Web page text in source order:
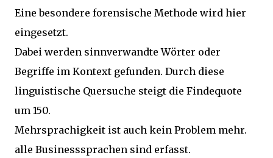
Eine besondere forensische Methode wird hier
eingesetzt.
Dabei werden sinnverwandte Wörter oder
Begriffe im Kontext gefunden. Durch diese
linguistische Quersuche steigt die Findequote
um 150.
Mehrsprachigkeit ist auch kein Problem mehr.
alle Businesssprachen sind erfasst.